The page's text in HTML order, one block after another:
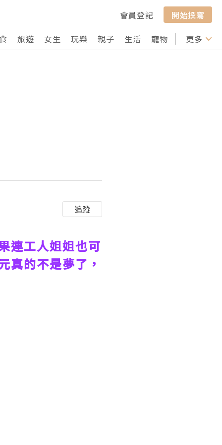
會員登記
開始撰寫
旅遊 女生 玩樂 親子 生活 寵物 行山 打卡
更多
追蹤
連工人姐姐也可
真的不是夢了，